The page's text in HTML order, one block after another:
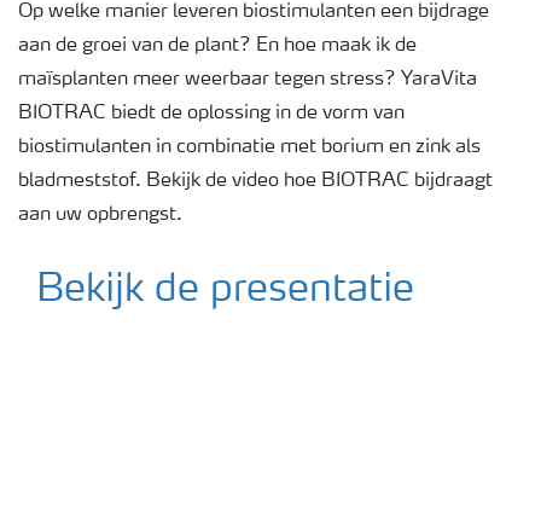
Grow the future
Meststoffen veiligheid
Op welke manier leveren biostimulanten een bijdrage
aan de groei van de plant? En hoe maak ik de
maïsplanten meer weerbaar tegen stress? YaraVita
BIOTRAC biedt de oplossing in de vorm van
biostimulanten in combinatie met borium en zink als
bladmeststof. Bekijk de video hoe BIOTRAC bijdraagt
aan uw opbrengst.
Bekijk de presentatie